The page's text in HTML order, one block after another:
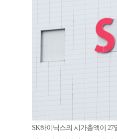
SK하이닉스의 시가총액이